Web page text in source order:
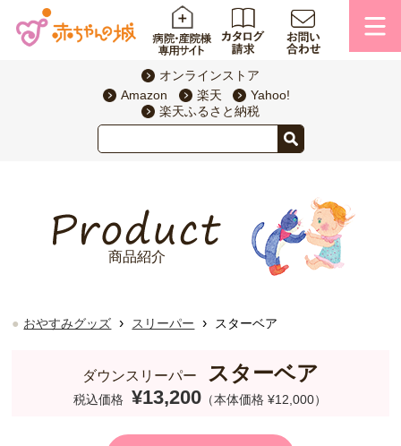
オンラインストア
Amazon
楽天
Yahoo!
楽天ふるさと納税
商品紹介
おやすみグッズ › スリーパー › スターベア
ダウンスリーパー スターベア
税込価格 ¥13,200 （本体価格 ¥12,000）